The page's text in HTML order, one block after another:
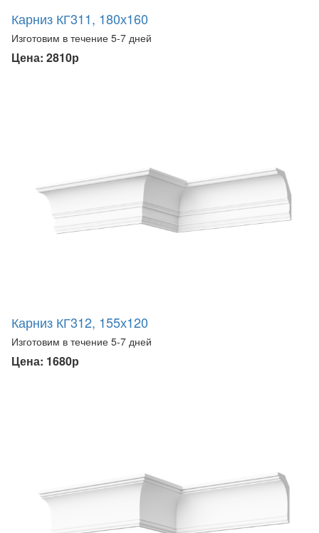
Карниз КГ311, 180х160
Изготовим в течение 5-7 дней
Цена: 2810р
Карниз КГ312, 155х120
Изготовим в течение 5-7 дней
Цена: 1680р